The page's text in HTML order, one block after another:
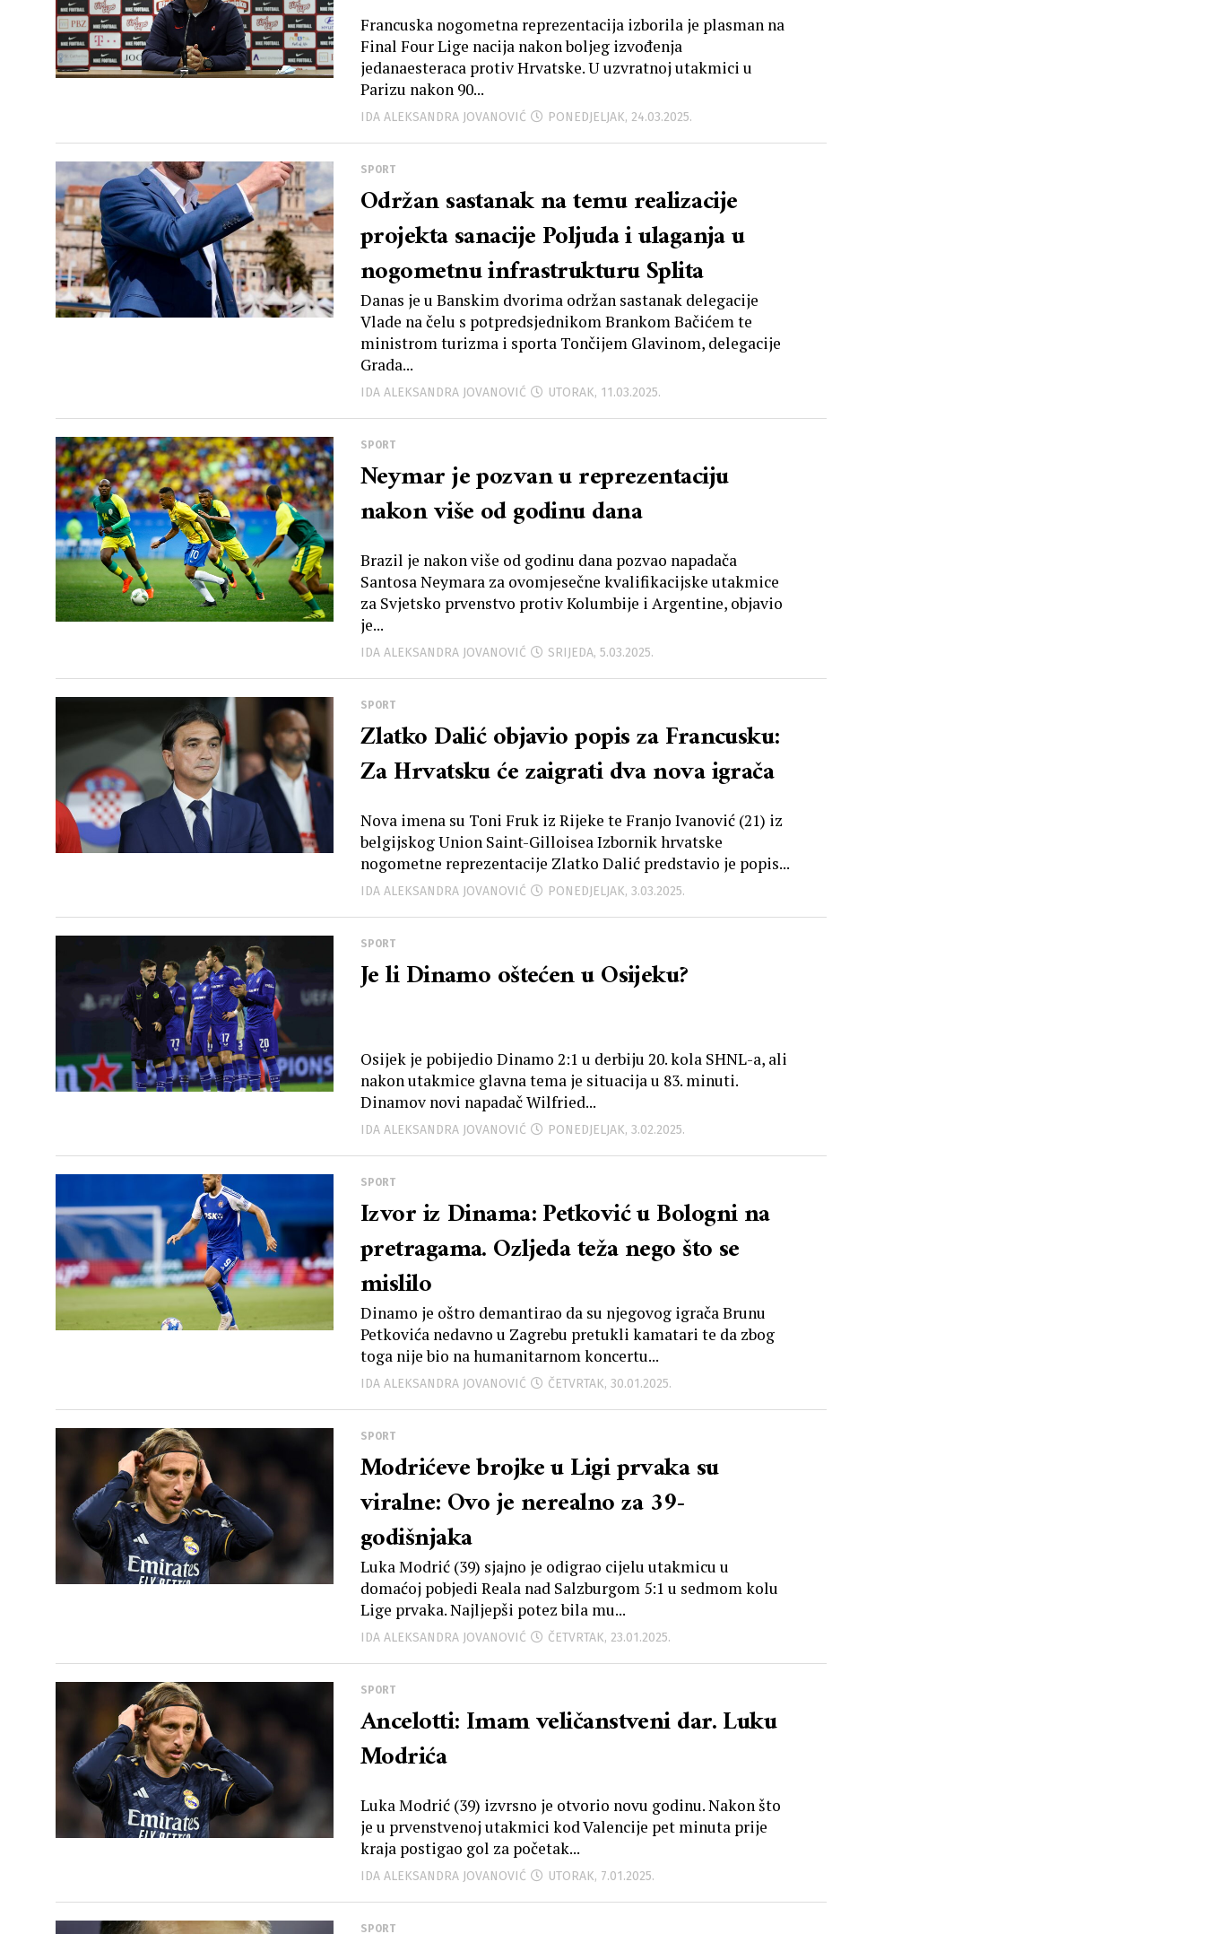
Francuska nogometna reprezentacija izborila je plasman na
Final Four Lige nacija nakon boljeg izvođenja
jedanaesteraca protiv Hrvatske. U uzvratnoj utakmici u
Parizu nakon 90...
IDA ALEKSANDRA JOVANOVIĆ PONEDJELJAK, 24.03.2025.
SPORT
Održan sastanak na temu realizacije
projekta sanacije Poljuda i ulaganja u
nogometnu infrastrukturu Splita
Danas je u Banskim dvorima održan sastanak delegacije
Vlade na čelu s potpredsjednikom Brankom Bačićem te
ministrom turizma i sporta Tončijem Glavinom, delegacije
Grada...
IDA ALEKSANDRA JOVANOVIĆ UTORAK, 11.03.2025.
SPORT
Neymar je pozvan u reprezentaciju
nakon više od godinu dana
Brazil je nakon više od godinu dana pozvao napadača
Santosa Neymara za ovomjesečne kvalifikacijske utakmice
za Svjetsko prvenstvo protiv Kolumbije i Argentine, objavio
je...
IDA ALEKSANDRA JOVANOVIĆ SRIJEDA, 5.03.2025.
SPORT
Zlatko Dalić objavio popis za Francusku:
Za Hrvatsku će zaigrati dva nova igrača
Nova imena su Toni Fruk iz Rijeke te Franjo Ivanović (21) iz
belgijskog Union Saint-Gilloisea Izbornik hrvatske
nogometne reprezentacije Zlatko Dalić predstavio je popis...
IDA ALEKSANDRA JOVANOVIĆ PONEDJELJAK, 3.03.2025.
SPORT
Je li Dinamo oštećen u Osijeku?
Osijek je pobijedio Dinamo 2:1 u derbiju 20. kola SHNL-a, ali
nakon utakmice glavna tema je situacija u 83. minuti.
Dinamov novi napadač Wilfried...
IDA ALEKSANDRA JOVANOVIĆ PONEDJELJAK, 3.02.2025.
SPORT
Izvor iz Dinama: Petković u Bologni na
pretragama. Ozljeda teža nego što se
mislilo
Dinamo je oštro demantirao da su njegovog igrača Brunu
Petkovića nedavno u Zagrebu pretukli kamatari te da zbog
toga nije bio na humanitarnom koncertu...
IDA ALEKSANDRA JOVANOVIĆ ČETVRTAK, 30.01.2025.
SPORT
Modrićeve brojke u Ligi prvaka su
viralne: Ovo je nerealno za 39-
godišnjaka
Luka Modrić (39) sjajno je odigrao cijelu utakmicu u
domaćoj pobjedi Reala nad Salzburgom 5:1 u sedmom kolu
Lige prvaka. Najljepši potez bila mu...
IDA ALEKSANDRA JOVANOVIĆ ČETVRTAK, 23.01.2025.
SPORT
Ancelotti: Imam veličanstveni dar. Luku
Modrića
Luka Modrić (39) izvrsno je otvorio novu godinu. Nakon što
je u prvenstvenoj utakmici kod Valencije pet minuta prije
kraja postigao gol za početak...
IDA ALEKSANDRA JOVANOVIĆ UTORAK, 7.01.2025.
SPORT